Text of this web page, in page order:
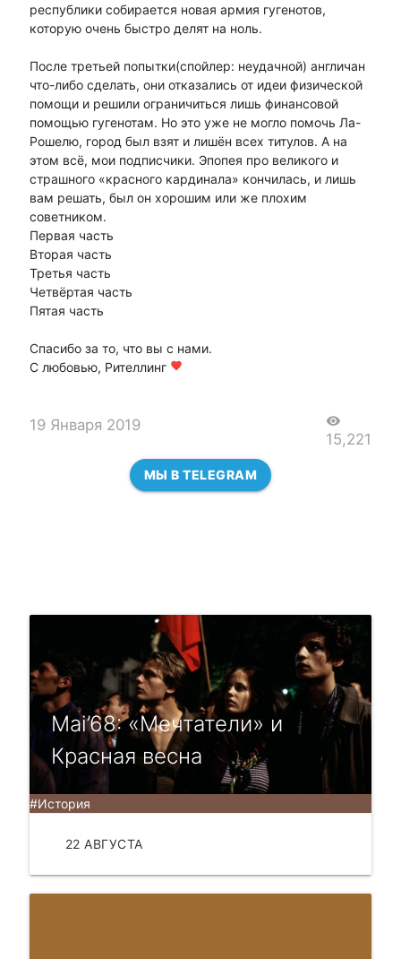
республики собирается новая армия гугенотов,
которую очень быстро делят на ноль.
После третьей попытки(спойлер: неудачной) англичан
что-либо сделать, они отказались от идеи физической
помощи и решили ограничиться лишь финансовой
помощью гугенотам. Но это уже не могло помочь Ла-
Рошелю, город был взят и лишён всех титулов. А на
этом всё, мои подписчики. Эпопея про великого и
страшного «красного кардинала» кончилась, и лишь
вам решать, был он хорошим или же плохим
советником.
Первая часть
Вторая часть
Третья часть
Четвёртая часть
Пятая часть
Спасибо за то, что вы с нами.
С любовью, Рителлинг favorite
19 Января 2019 visibility
15,221
МЫ В TELEGRAM
Mai’68: «Мечтатели» и
Красная весна
#История
22 АВГУСТА